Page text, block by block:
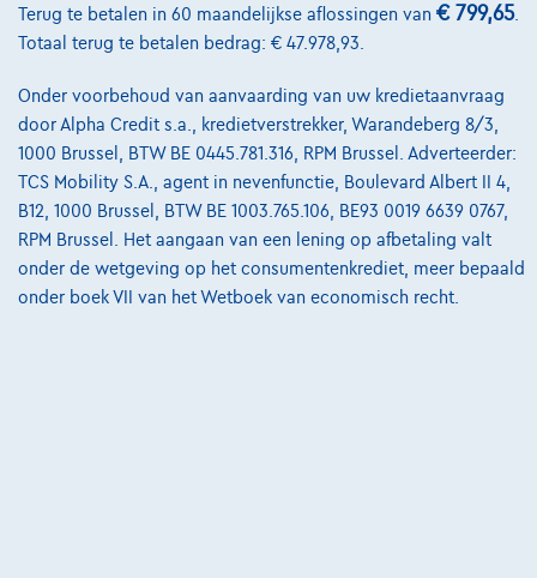
€65.900 1
8710 Wielsbeke,DCT Wielsbeke
Vergelijk
Bekijk wagen
Terug te betalen in 60 maandelijkse aflossingen van € 799,65.
Totaal terug te betalen bedrag: € 47.978,93.
Onder voorbehoud van aanvaarding van uw kredietaanvraag
door Alpha Credit s.a., kredietverstrekker, Warandeberg 8/3,
1000 Brussel, BTW BE 0445.781.316, RPM Brussel. Adverteerder:
TCS Mobility S.A., agent in nevenfunctie, Boulevard Albert II 4,
B12, 1000 Brussel, BTW BE 1003.765.106, BE93 0019 6639 0767,
RPM Brussel. Het aangaan van een lening op afbetaling valt
onder de wetgeving op het consumentenkrediet, meer bepaald
onder boek VII van het Wetboek van economisch recht.